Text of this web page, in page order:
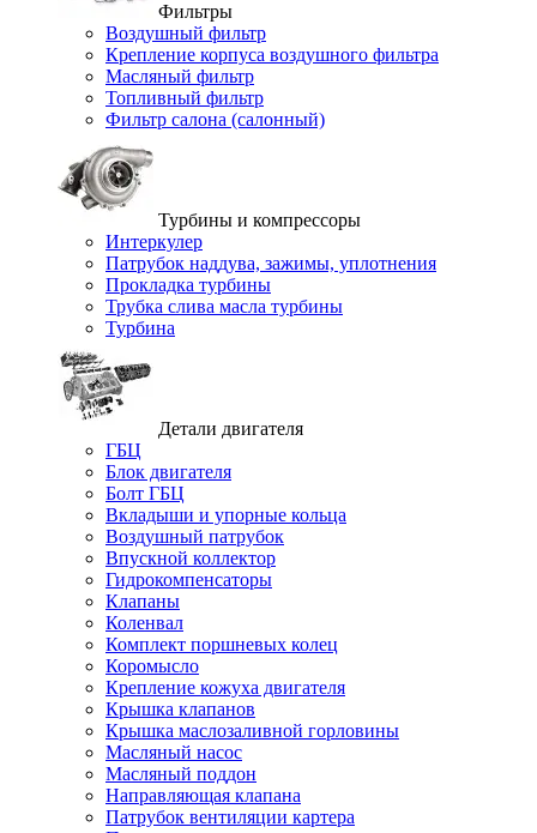
Фильтры
Воздушный фильтр
Крепление корпуса воздушного фильтра
Масляный фильтр
Топливный фильтр
Фильтр салона (салонный)
Турбины и компрессоры
Интеркулер
Патрубок наддува, зажимы, уплотнения
Прокладка турбины
Трубка слива масла турбины
Турбина
Детали двигателя
ГБЦ
Блок двигателя
Болт ГБЦ
Вкладыши и упорные кольца
Воздушный патрубок
Впускной коллектор
Гидрокомпенсаторы
Клапаны
Коленвал
Комплект поршневых колец
Коромысло
Крепление кожуха двигателя
Крышка клапанов
Крышка маслозаливной горловины
Масляный насос
Масляный поддон
Направляющая клапана
Патрубок вентиляции картера